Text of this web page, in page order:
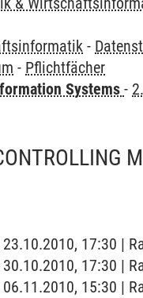
-
- Pflichtfächer
Systems-
17:30 |
17:30 |
15:30 |